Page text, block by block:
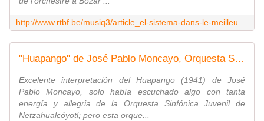
"Huapango" de José Pablo Moncayo, Orquesta Sinfonica Juvenil de Venezuela, dir. Gustavo Dudamel - Last night in Orient
Excelente interpretación del Huapango (1941) de José
Pablo Moncayo, solo había escuchado algo con tanta
energía y allegria de la Orquesta Sinfónica Juvenil de
Netzahualcóyotl; pero esta orque...